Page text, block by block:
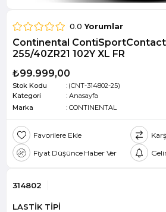
0.0 Yorumlar
Continental ContiSportContact
255/40ZR21 102Y XL FR
₺99.999,00
Stok Kodu
(CNT-314802-25)
Kategori
: Anasayfa
Marka
: CONTINENTAL
Favorilere Ekle
Fiyat Düşünce Haber Ver
314802
LASTİK TİPİ